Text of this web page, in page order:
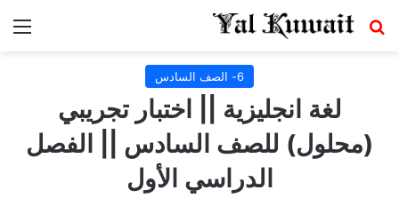
بحث عن
6- الصف السادس
لغة انجليزية || اختبار تجريبي
(محلول) للصف السادس || الفصل
الدراسي الأول